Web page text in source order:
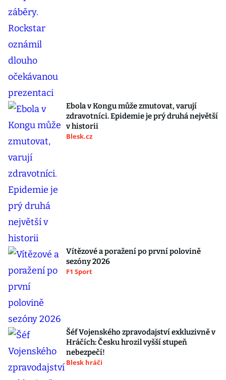
Ebola v Kongu může zmutovat, varují
zdravotníci. Epidemie je prý druhá největší
v historii
Blesk.cz
Vítězové a poražení po první polovině
sezóny 2026
F1 Sport
Šéf Vojenského zpravodajství exkluzivně v
Hráčích: Česku hrozil vyšší stupeň
nebezpečí!
Blesk hráči